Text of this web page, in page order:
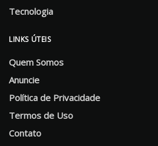
Tecnologia
LINKS ÚTEIS
Quem Somos
Anuncie
Política de Privacidade
Termos de Uso
Contato